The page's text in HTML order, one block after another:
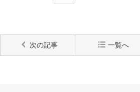
次の記事 一覧へ